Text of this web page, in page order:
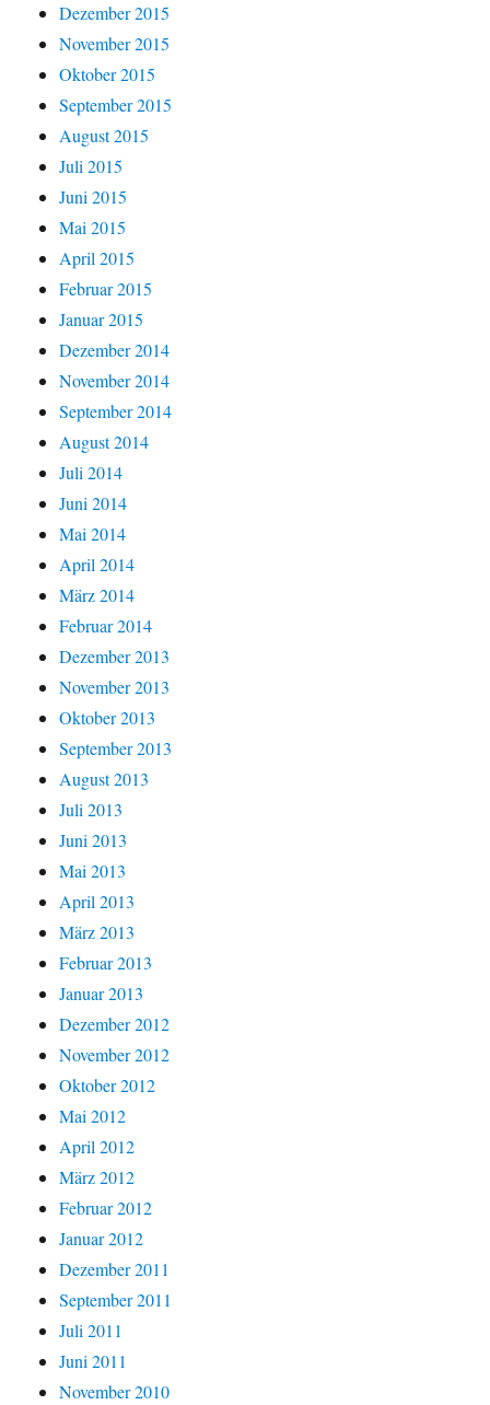
Dezember 2015
November 2015
Oktober 2015
September 2015
August 2015
Juli 2015
Juni 2015
Mai 2015
April 2015
Februar 2015
Januar 2015
Dezember 2014
November 2014
September 2014
August 2014
Juli 2014
Juni 2014
Mai 2014
April 2014
März 2014
Februar 2014
Dezember 2013
November 2013
Oktober 2013
September 2013
August 2013
Juli 2013
Juni 2013
Mai 2013
April 2013
März 2013
Februar 2013
Januar 2013
Dezember 2012
November 2012
Oktober 2012
Mai 2012
April 2012
März 2012
Februar 2012
Januar 2012
Dezember 2011
September 2011
Juli 2011
Juni 2011
November 2010